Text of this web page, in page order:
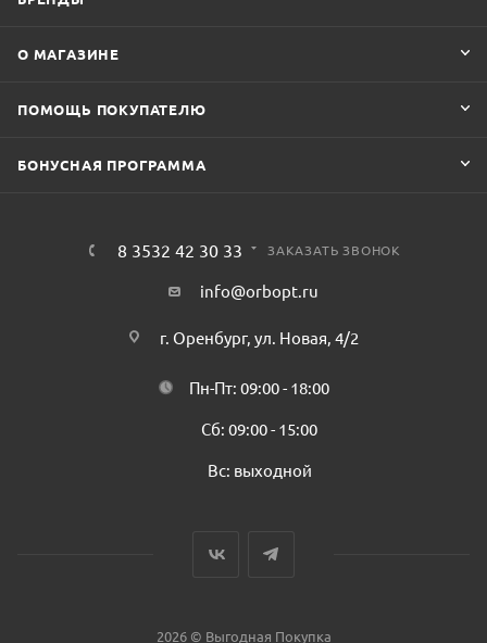
О МАГАЗИНЕ
ПОМОЩЬ ПОКУПАТЕЛЮ
БОНУСНАЯ ПРОГРАММА
8 3532 42 30 33 ЗАКАЗАТЬ ЗВОНОК
info@orbopt.ru
г. Оренбург, ул. Новая, 4/2
Пн-Пт: 09:00 - 18:00
Сб: 09:00 - 15:00
Вс: выходной
2026 © Выгодная Покупка